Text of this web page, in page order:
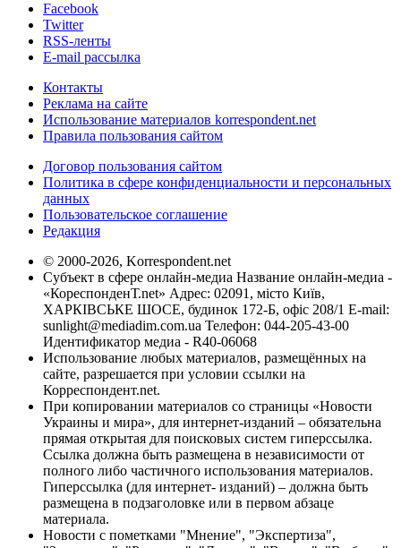
Facebook
Twitter
RSS-ленты
E-mail рассылка
Контакты
Реклама на сайте
Использование материалов korrespondent.net
Правила пользования сайтом
Договор пользования сайтом
Политика в сфере конфиденциальности и персональных
данных
Пользовательское соглашение
Редакция
© 2000-2026, Korrespondent.net
Субъект в сфере онлайн-медиа Название онлайн-медиа -
«КореспонденТ.net» Адрес: 02091, місто Київ,
ХАРКІВСЬКЕ ШОСЕ, будинок 172-Б, офіс 208/1 E-mail:
sunlight@mediadim.com.ua Телефон: 044-205-43-00
Идентификатор медиа - R40-06068
Использование любых материалов, размещённых на
сайте, разрешается при условии ссылки на
Корреспондент.net.
При копировании материалов со страницы «Новости
Украины и мира», для интернет-изданий – обязательна
прямая открытая для поисковых систем гиперссылка.
Ссылка должна быть размещена в независимости от
полного либо частичного использования материалов.
Гиперссылка (для интернет- изданий) – должна быть
размещена в подзаголовке или в первом абзаце
материала.
Новости с пометками "Мнение", "Экспертиза",